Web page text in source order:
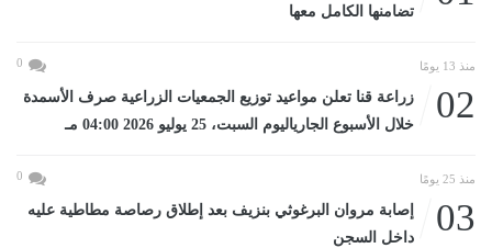
تضامنها الكامل معها
منذ 13 يومًا 0
02
زراعة قنا تعلن مواعيد توزيع الجمعيات الزراعية صرف الأسمدة
خلال الأسبوع الجارياليوم السبت، 25 يوليو 2026 04:00 مـ
منذ 25 يومًا 0
03
إصابة مروان البرغوثي بنزيف بعد إطلاق رصاصة مطاطية عليه
داخل السجن